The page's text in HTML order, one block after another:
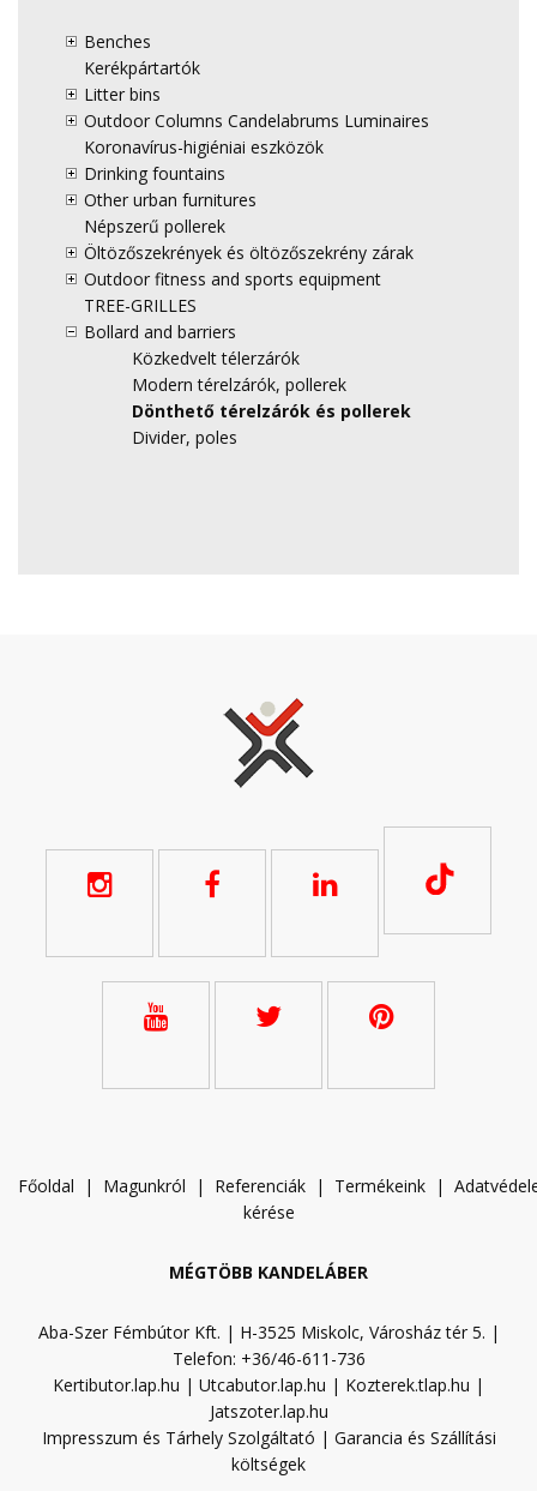
Benches
Kerékpártartók
Litter bins
Outdoor Columns Candelabrums Luminaires
Koronavírus-higiéniai eszközök
Drinking fountains
Other urban furnitures
Népszerű pollerek
Öltözőszekrények és öltözőszekrény zárak
Outdoor fitness and sports equipment
TREE-GRILLES
Bollard and barriers
Közkedvelt télerzárók
Modern térelzárók, pollerek
Dönthető térelzárók és pollerek
Divider, poles
Főoldal | Magunkról | Referenciák | Termékeink | A
kérése
MÉGTÖBB KANDELÁBER
Aba-Szer Fémbútor Kft. | H-3525 Miskolc, Városház tér 5. |
Telefon: +36/46-611-736
Kertibutor.lap.hu | Utcabutor.lap.hu | Kozterek.tlap.hu |
Jatszoter.lap.hu
Impresszum és Tárhely Szolgáltató | Garancia és Szállítási
költségek